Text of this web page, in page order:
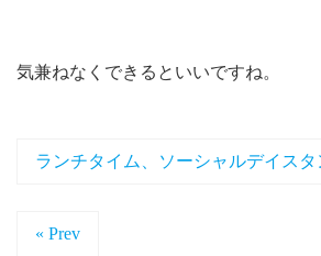
気兼ねなくできるといいですね。
ランチタイム、ソーシャルデイスタ
« Prev